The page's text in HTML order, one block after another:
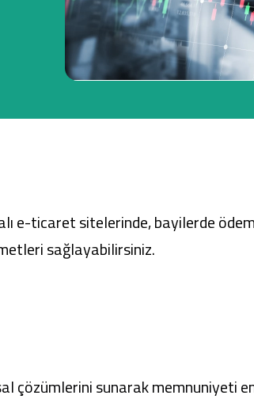
e-ticaret sitelerinde, bayilerde
sağlayabilirsiniz.
sunarak memnuniyeti en